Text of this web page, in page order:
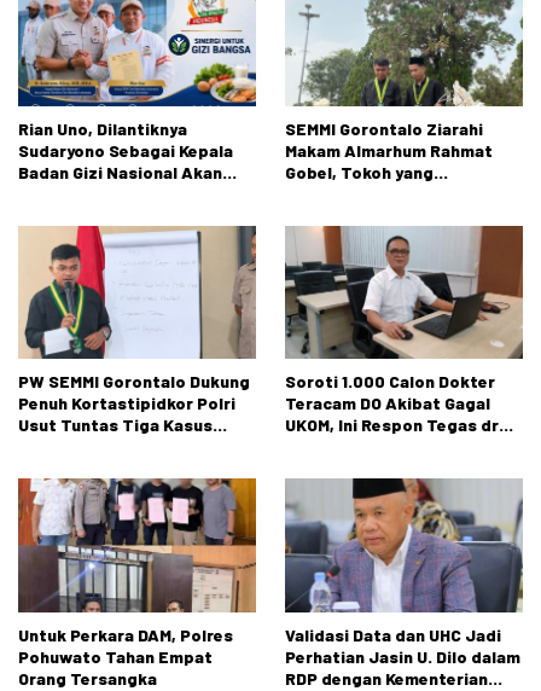
Rian Uno, Dilantiknya
Sudaryono Sebagai Kepala
Badan Gizi Nasional Akan
Indonesia
SEMMI Gorontalo Ziarahi
Makam Almarhum Rahmat
Gobel, Tokoh yang
PW SEMMI Gorontalo Dukung
Penuh Kortastipidkor Polri
Usut Tuntas Tiga Kasus
Soroti 1.000 Calon Dokter
Teracam DO Akibat Gagal
UKOM, Ini Respon Tegas dr
Untuk Perkara DAM, Polres
Pohuwato Tahan Empat
Orang Tersangka
Validasi Data dan UHC Jadi
Perhatian Jasin U. Dilo dalam
RDP dengan Kementerian